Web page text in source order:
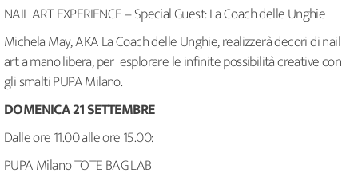
NAIL ART EXPERIENCE – Special Guest: La Coach delle Unghie
Michela May, AKA La Coach delle Unghie, realizzerà decori di nail
art a mano libera, per esplorare le infinite possibilità creative con
gli smalti PUPA Milano.
DOMENICA 21 SETTEMBRE
Dalle ore 11.00 alle ore 15.00:
PUPA Milano TOTE BAG LAB